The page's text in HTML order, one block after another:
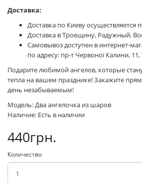
Доставка:
Доставка по Киеву осуществляется
Доставка в Троещину, Радужный,
Самовывоз доступен в интернет-
по адресу: пр-т Червоної Калини,
Подарите любимой ангелов, которые
тепла на вашем празднике! Закажите
день незабываемым!
Модель: Два ангелочка из шаров
Наличие: Есть в наличии
440грн.
Количество